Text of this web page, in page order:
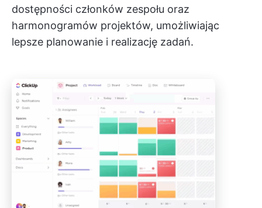
dostępności członków zespołu oraz
harmonogramów projektów, umożliwiając
lepsze planowanie i realizację zadań.